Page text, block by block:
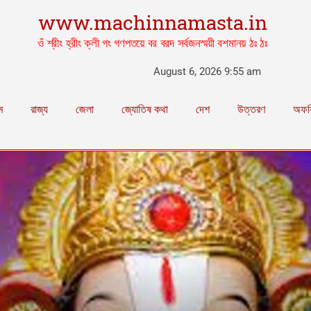
www.machinnamasta.in
ওঁ শ্রীং হ্রীং ক্লী গং গণপতয়ে বর বরদ সর্বজনস্ময়ী বশমানয় ঠঃ ঠঃ
August 6, 2026 9:55 am
রাজ্য জেলা জ্যোতিষ কথা দেশ উত্তরণ